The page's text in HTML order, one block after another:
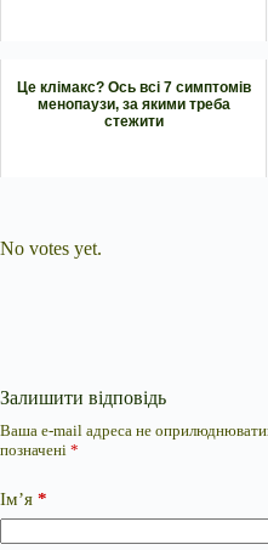
Це клімакс? Ось всі 7 симптомів
менопаузи, за якими треба
стежити
No votes yet.
Залишити відповідь
Ваша e-mail адреса не
позначені *
Ім’я *